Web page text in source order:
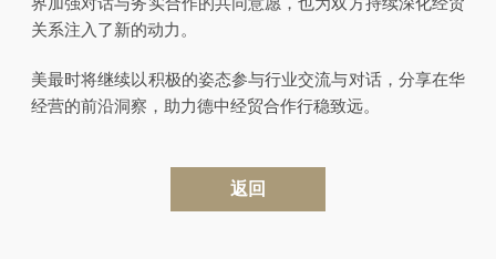
关系注入了新的动力。
美最时将继续以积极的姿态参与行业交流与对话，分享在华
经营的前沿洞察，助力德中经贸合作行稳致远。
返回